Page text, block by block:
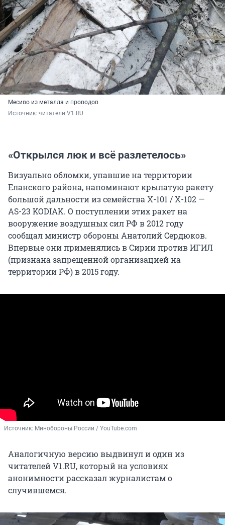
Месиво из металла и проводов
Источник: читатели V1.RU
«Открылся люк и всё разлетелось»
Визуально обломки, упавшие на территории
Еланского района, напоминают крылатую ракету
большой дальности из семейства Х-101 / Х-102 —
AS-23 KODIAK. О поступлении этих ракет на
вооружение воздушных сил РФ в 2012 году
сообщал министр обороны Анатолий Сердюков.
Впервые они применялись в Сирии против ИГИЛ
(признана запрещенной организацией на
территории РФ) в 2015 году.
Источник: Минобороны России / YouTube.com
Аналогичную версию выдвинул и один из
читателей V1.RU, который на условиях
анонимности рассказал журналистам о
случившемся.